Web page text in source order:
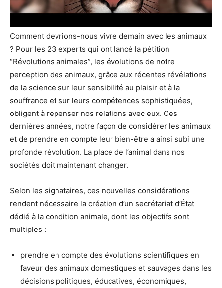
Comment devrions-nous vivre demain avec les animaux
? Pour les 23 experts qui ont lancé la pétition
“Révolutions animales”, les évolutions de notre
perception des animaux, grâce aux récentes révélations
de la science sur leur sensibilité au plaisir et à la
souffrance et sur leurs compétences sophistiquées,
obligent à repenser nos relations avec eux. Ces
dernières années, notre façon de considérer les animaux
et de prendre en compte leur bien-être a ainsi subi une
profonde révolution. La place de l’animal dans nos
sociétés doit maintenant changer.
Selon les signataires, ces nouvelles considérations
rendent nécessaire la création d’un secrétariat d’État
dédié à la condition animale, dont les objectifs sont
multiples :
prendre en compte des évolutions scientifiques en
faveur des animaux domestiques et sauvages dans les
décisions politiques, éducatives, économiques,